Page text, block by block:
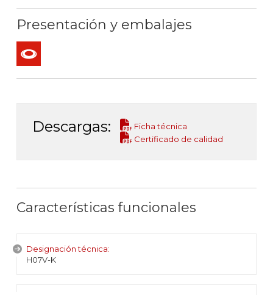
Presentación y embalajes
Descargas:
Ficha técnica
Certificado de calidad
Características funcionales
Designación técnica:
H07V-K